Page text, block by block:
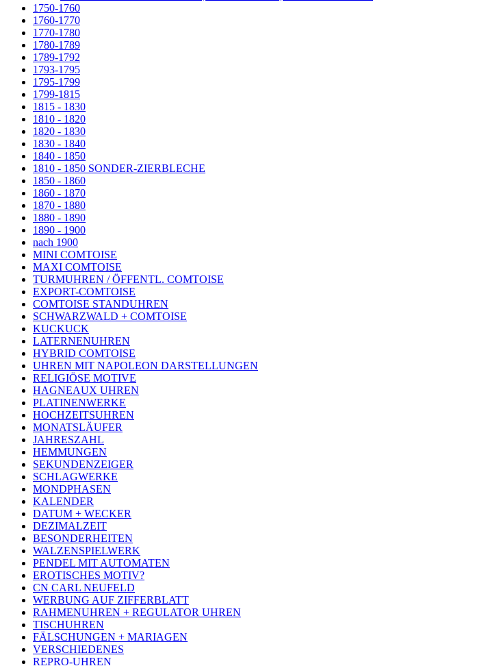
1750-1760
1760-1770
1770-1780
1780-1789
1789-1792
1793-1795
1795-1799
1799-1815
1815 - 1830
1810 - 1820
1820 - 1830
1830 - 1840
1840 - 1850
1810 - 1850 SONDER-ZIERBLECHE
1850 - 1860
1860 - 1870
1870 - 1880
1880 - 1890
1890 - 1900
nach 1900
MINI COMTOISE
MAXI COMTOISE
TURMUHREN / ÖFFENTL. COMTOISE
EXPORT-COMTOISE
COMTOISE STANDUHREN
SCHWARZWALD + COMTOISE
KUCKUCK
LATERNENUHREN
HYBRID COMTOISE
UHREN MIT NAPOLEON DARSTELLUNGEN
RELIGIÖSE MOTIVE
HAGNEAUX UHREN
PLATINENWERKE
HOCHZEITSUHREN
MONATSLÄUFER
JAHRESZAHL
HEMMUNGEN
SEKUNDENZEIGER
SCHLAGWERKE
MONDPHASEN
KALENDER
DATUM + WECKER
DEZIMALZEIT
BESONDERHEITEN
WALZENSPIELWERK
PENDEL MIT AUTOMATEN
EROTISCHES MOTIV?
CN CARL NEUFELD
WERBUNG AUF ZIFFERBLATT
RAHMENUHREN + REGULATOR UHREN
TISCHUHREN
FÄLSCHUNGEN + MARIAGEN
VERSCHIEDENES
REPRO-UHREN